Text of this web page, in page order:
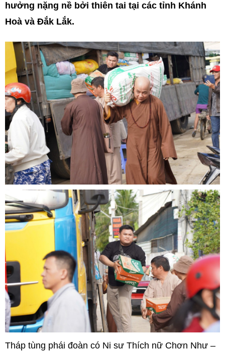
hưởng nặng nề bởi thiên tai tại các tỉnh Khánh
Hoà và Đắk Lắk.
Tháp tùng phái đoàn có Ni sư Thích nữ Chơn Như –